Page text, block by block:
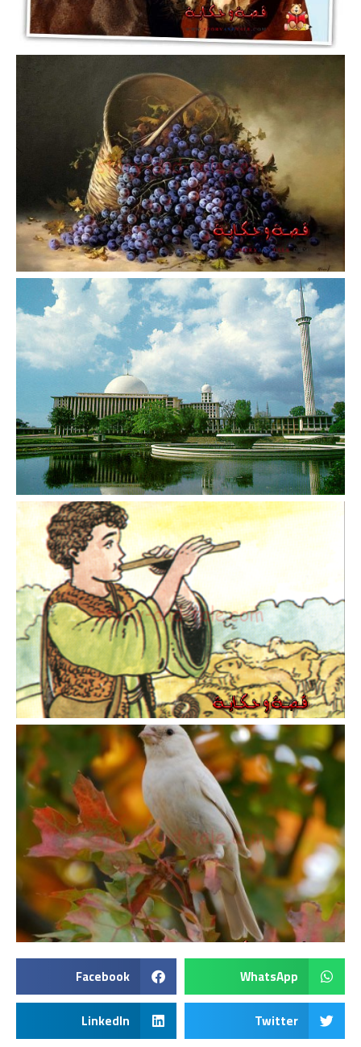
WhatsApp
Facebook
Twitter
LinkedIn